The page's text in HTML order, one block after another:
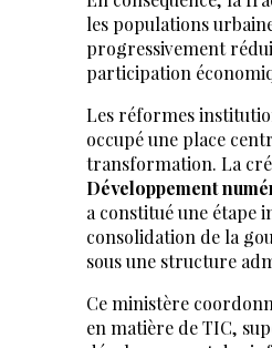
les populations
progressivement
participation
Les réformes
occupé une place
transformation. La
Développement
a constitué une étape
consolidation de la
sous une structure
Ce ministère
en matière de TIC,